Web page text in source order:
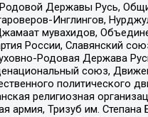
Державы Русь,
Инглингов,
мувахидов,
России, Славянский
Родовая Держава
союз,
политического
религиозная
Тризуб им.